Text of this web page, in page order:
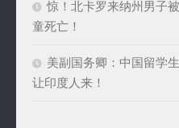
惊！北卡罗来纳州男子
童死亡！
美副国务卿：中国留学
让印度人来！